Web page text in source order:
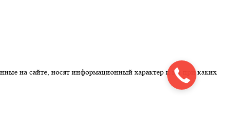
на сайте, носят информационный характер и ни при каких